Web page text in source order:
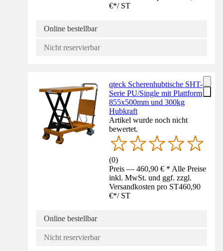
€*/ ST
Online bestellbar
Nicht reservierbar
qteck Scherenhubtische SHT-
Serie PU/Single mit Plattform
855x500mm und 300kg
Hubkraft
Artikel wurde noch nicht
bewertet.
(0)
Preis — 460,90 € * Alle Preise
inkl. MwSt. und ggf. zzgl.
Versandkosten pro ST460,90
€*/ ST
Online bestellbar
Nicht reservierbar